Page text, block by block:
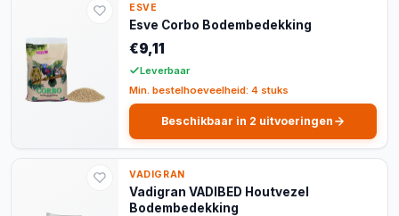
ESVE
Esve Corbo Bodembedekking
€9,11
Leverbaar
Min. bestelhoeveelheid: 4 stuks
Beschikbaar in 2 uitvoeringen
VADIGRAN
Vadigran VADIBED Houtvezel
Bodembedekking